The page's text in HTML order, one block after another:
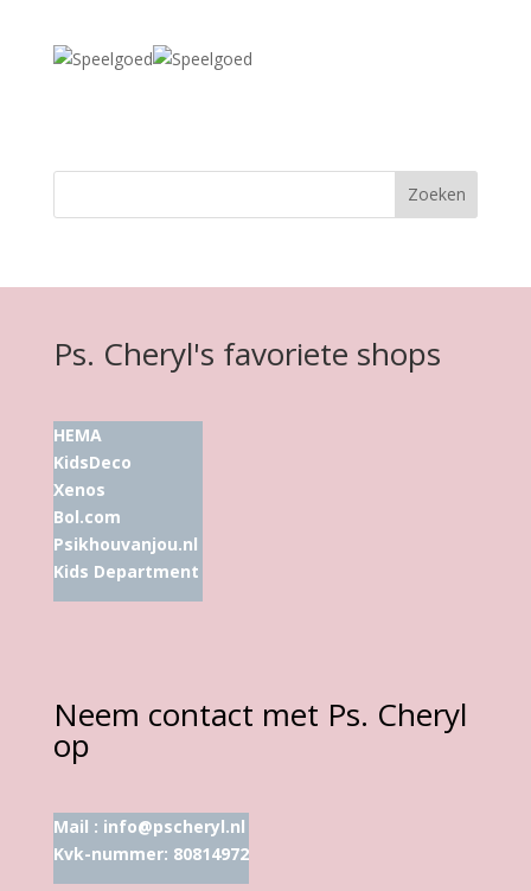
Ps. Cheryl's favoriete shops
HEMA
KidsDeco
Xenos
Bol.com
Psikhouvanjou.nl
Kids Department
Neem contact met Ps. Cheryl
op
Mail : info@pscheryl.nl
Kvk-nummer: 80814972